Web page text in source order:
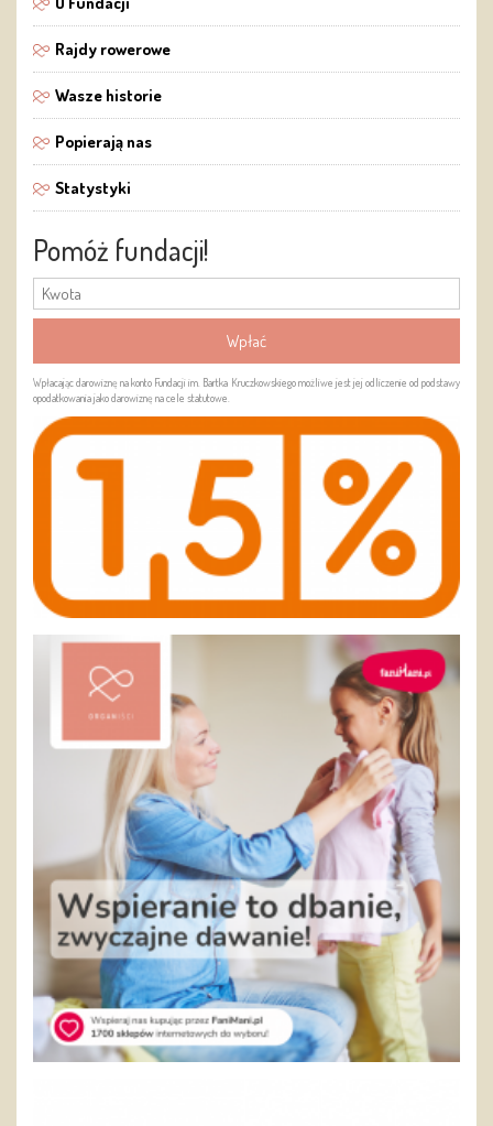
Rajdy rowerowe
Wasze historie
Popierają nas
Statystyki
Pomóż fundacji!
Wpłacając darowiznę na konto Fundacji im. Bartka Kruczkowskiego możliwe jest jej odliczenie od podstawy
opodatkowania jako darowiznę na cele statutowe.